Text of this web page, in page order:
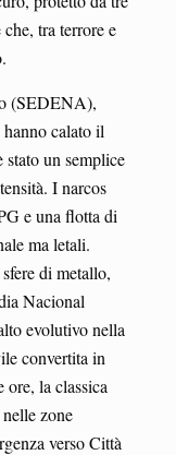
tra terrore e
(SEDENA),
calato il
un semplice
I narcos
e una flotta di
ma letali.
di metallo,
Nacional
evolutivo nella
convertita in
ore, la classica
zone
verso Città